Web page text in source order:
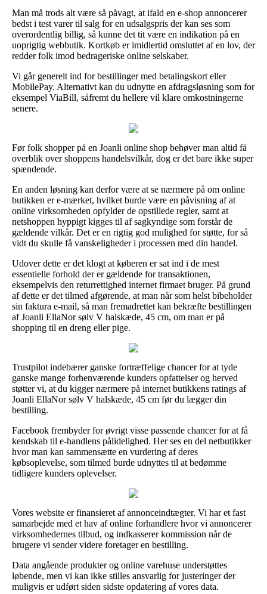
Man må trods alt være så påvagt, at ifald en e-shop annoncerer
bedst i test varer til salg for en udsalgspris der kan ses som
overordentlig billig, så kunne det tit være en indikation på en
uoprigtig webbutik. Kortkøb er imidlertid omsluttet af en lov, der
redder folk imod bedrageriske online selskaber.
Vi går generelt ind for bestillinger med betalingskort eller
MobilePay. Alternativt kan du udnytte en afdragsløsning som for
eksempel ViaBill, såfremt du hellere vil klare omkostningerne
senere.
Før folk shopper på en Joanli online shop behøver man altid få
overblik over shoppens handelsvilkår, dog er det bare ikke super
spændende.
En anden løsning kan derfor være at se nærmere på om online
butikken er e-mærket, hvilket burde være en påvisning af at
online virksomheden opfylder de opstillede regler, samt at
netshoppen hyppigt kigges til af sagkyndige som forstår de
gældende vilkår. Det er en rigtig god mulighed for støtte, for så
vidt du skulle få vanskeligheder i processen med din handel.
Udover dette er det klogt at køberen er sat ind i de mest
essentielle forhold der er gældende for transaktionen,
eksempelvis den returrettighed internet firmaet bruger. På grund
af dette er det tilmed afgørende, at man når som helst bibeholder
sin faktura e-mail, så man fremadrettet kan bekræfte bestillingen
af Joanli EllaNor sølv V halskæde, 45 cm, om man er på
shopping til en dreng eller pige.
Trustpilot indebærer ganske fortræffelige chancer for at tyde
ganske mange forhenværende kunders opfattelser og herved
støtter vi, at du kigger nærmere på internet butikkens ratings af
Joanli EllaNor sølv V halskæde, 45 cm før du lægger din
bestilling.
Facebook frembyder for øvrigt visse passende chancer for at få
kendskab til e-handlens pålidelighed. Her ses en del netbutikker
hvor man kan sammensætte en vurdering af deres
købsoplevelse, som tilmed burde udnyttes til at bedømme
tidligere kunders oplevelser.
Vores website er finansieret af annonceindtægter. Vi har et fast
samarbejde med et hav af online forhandlere hvor vi annoncerer
virksomhedernes tilbud, og indkasserer kommission når de
brugere vi sender videre foretager en bestilling.
Data angående produkter og online varehuse understøttes
løbende, men vi kan ikke stilles ansvarlig for justeringer der
muligvis er udført siden sidste opdatering af vores data.